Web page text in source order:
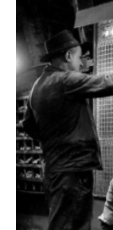
Führungen,
Uhr sowie am
um 11.30 und
Die Werke der
THE TRUE
Spaziergänge
im Oktober
Unter
Plätze vorab